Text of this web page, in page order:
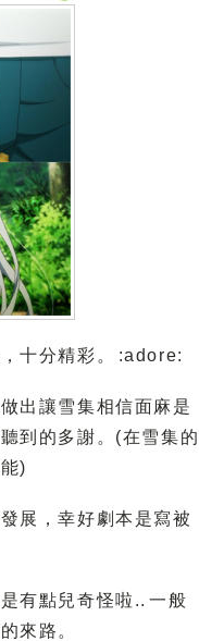
十分精彩。 :adore:
出讓雪集相信面麻是
到的多謝。(在雪集的
)
展，幸好劇本是寫被
有點兒奇怪啦.. 一般
來路。